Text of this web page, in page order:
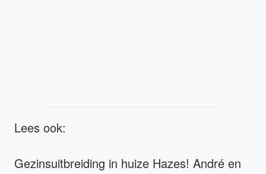
Lees ook:
Gezinsuitbreiding in huize Hazes! André en